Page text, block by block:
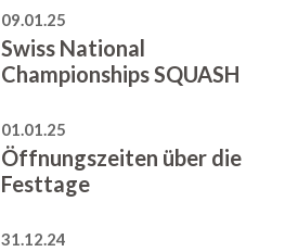
09.01.25
Swiss National
Championships SQUASH
01.01.25
Öffnungszeiten über die
Festtage
31.12.24